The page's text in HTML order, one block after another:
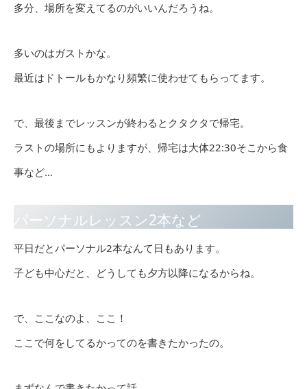
多分、場所を変えてるのがいいんだろうね。
多いのはガストかな。
最近はドトールもかなり頻繁に使わせてもらってます。
で、最後までレッスンが終わるとクタクタで帰宅。
ラストの場所にもよりますが、帰宅は大体22:30そこから食
事など…
パーソナルレッスン2本など
平日だとパーソナル2本なんて日もあります。
子ども中心だと、どうしても夕方以降になるからね。
で、ここなのよ、ここ！
ここで何をしてるかってのを書きたかったの。